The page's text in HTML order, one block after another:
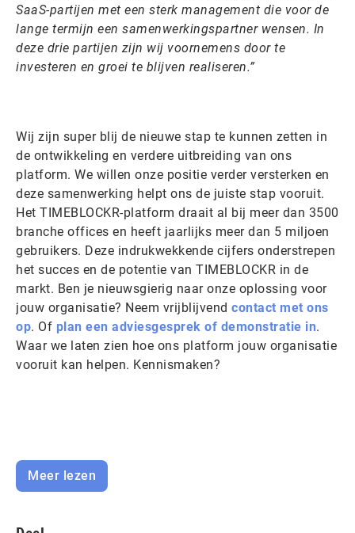
SaaS-partijen met een sterk management die voor de
lange termijn een samenwerkingspartner wensen. In
deze drie partijen zijn wij voornemens door te
investeren en groei te blijven realiseren.”
Wij zijn super blij de nieuwe stap te kunnen zetten in
de ontwikkeling en verdere uitbreiding van ons
platform. We willen onze positie verder versterken en
deze samenwerking helpt ons de juiste stap vooruit.
Het TIMEBLOCKR-platform draait al bij meer dan 3500
branche offices en heeft jaarlijks meer dan 5 miljoen
gebruikers. Deze indrukwekkende cijfers onderstrepen
het succes en de potentie van TIMEBLOCKR in de
markt. Ben je nieuwsgierig naar onze oplossing voor
jouw organisatie? Neem vrijblijvend contact met ons
op. Of plan een adviesgesprek of demonstratie in.
Waar we laten zien hoe ons platform jouw organisatie
vooruit kan helpen. Kennismaken?
Meer lezen